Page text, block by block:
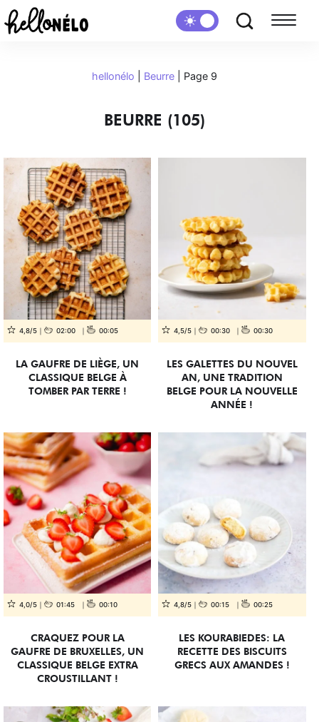
hellonélo Beurre Page 9
BEURRE (105)
4,8/5 02:00 00:05
LA GAUFRE DE LIÈGE, UN
CLASSIQUE BELGE À
TOMBER PAR TERRE !
4,5/5 00:30 00:30
LES GALETTES DU NOUVEL
AN, UNE TRADITION
BELGE POUR LA NOUVELLE
ANNÉE !
4,0/5 01:45 00:10
CRAQUEZ POUR LA
GAUFRE DE BRUXELLES, UN
CLASSIQUE BELGE EXTRA
CROUSTILLANT !
4,8/5 00:15 00:25
LES KOURABIEDES: LA
RECETTE DES BISCUITS
GRECS AUX AMANDES !